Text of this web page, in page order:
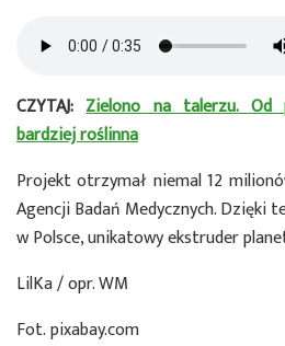
CZYTAJ:Zielono na talerzu. Od
bardziej roślinna
Projekt otrzymał niemal 12
Agencji Badań Medycznych. Dzięki
w Polsce, unikatowy ekstruder
LilKa / opr. WM
Fot. pixabay.com